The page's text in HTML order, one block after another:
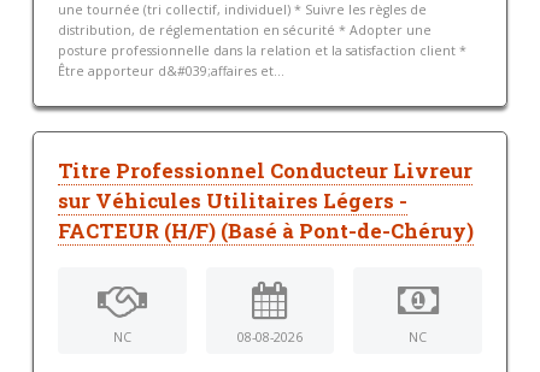
une tournée (tri collectif, individuel) * Suivre les règles de
distribution, de réglementation en sécurité * Adopter une
posture professionnelle dans la relation et la satisfaction client *
Être apporteur d&#039;affaires et...
Titre Professionnel Conducteur Livreur
sur Véhicules Utilitaires Légers -
FACTEUR (H/F) (Basé à Pont-de-Chéruy)
NC 08-08-2026 NC